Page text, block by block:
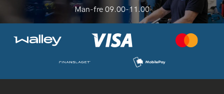
Man-fre 09.00-11.00